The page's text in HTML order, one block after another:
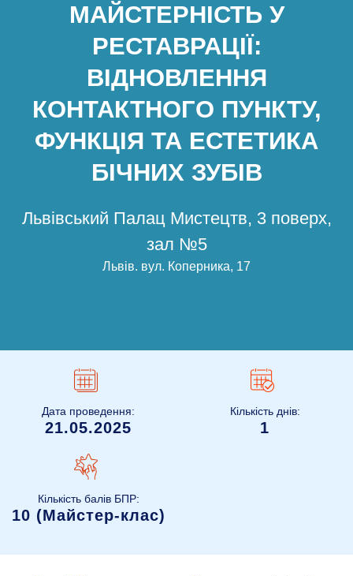
МАЙСТЕРНІСТЬ У
РЕСТАВРАЦІЇ:
ВІДНОВЛЕННЯ
КОНТАКТНОГО ПУНКТУ,
ФУНКЦІЯ ТА ЕСТЕТИКА
БІЧНИХ ЗУБІВ
Львівський Палац Мистецтв, 3 поверх,
зал №5
Львів. вул. Коперника, 17
Дата проведення:
21.05.2025
Кількість днів:
1
Кількість балів БПР:
10 (Майстер-клас)